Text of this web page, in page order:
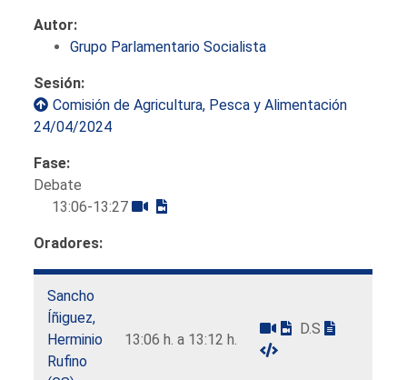
Autor:
Grupo Parlamentario Socialista
Sesión:
Comisión de Agricultura, Pesca y Alimentación
24/04/2024
Fase:
Debate
13:06-13:27
Oradores:
Sancho
Íñiguez,
Herminio
Rufino
13:06 h. a 13:12 h.
D.S